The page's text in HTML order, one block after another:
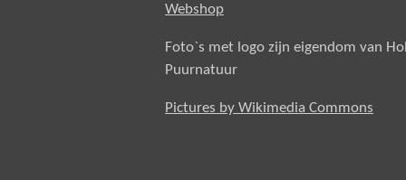
Webshop
Foto`s met logo zijn eigendom van
Puurnatuur
Pictures by Wikimedia Commons